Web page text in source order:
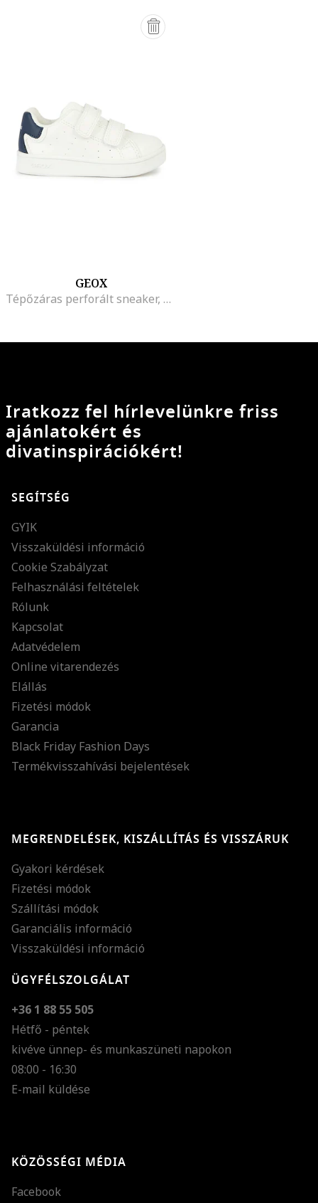
GEOX
Tépőzáras perforált sneaker, Törtfehér/Tengerészkék
Iratkozz fel hírlevelünkre friss
ajánlatokért és
divatinspirációkért!
SEGÍTSÉG
GYIK
Visszaküldési információ
Cookie Szabályzat
Felhasználási feltételek
Rólunk
Kapcsolat
Adatvédelem
Online vitarendezés
Elállás
Fizetési módok
Garancia
Black Friday Fashion Days
Termékvisszahívási bejelentések
MEGRENDELÉSEK, KISZÁLLÍTÁS ÉS VISSZÁRUK
Gyakori kérdések
Fizetési módok
Szállítási módok
Garanciális információ
Visszaküldési információ
ÜGYFÉLSZOLGÁLAT
+36 1 88 55 505
Hétfő - péntek
kivéve ünnep- és munkaszüneti napokon
08:00 - 16:30
E-mail küldése
KÖZÖSSÉGI MÉDIA
Facebook